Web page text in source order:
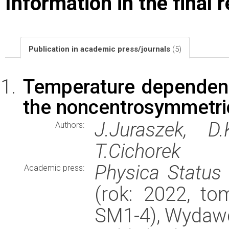
Publication in academic press/journals (5)
Temperature
the
Authors:
J.Juraszek,
T.Cichorek
Academic press:
Physica
(rok: 2022,
SM1-4),